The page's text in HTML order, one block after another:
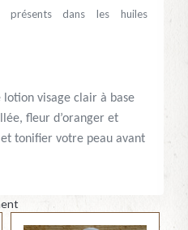
présents dans les huiles
visage clair à base
fleur d’oranger et
tonifier votre peau avant